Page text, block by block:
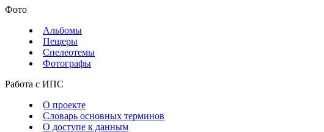
Фото
Альбомы
Пещеры
Спелеотемы
Фотографы
Работа с ИПС
О проекте
Словарь основных терминов
О доступе к данным